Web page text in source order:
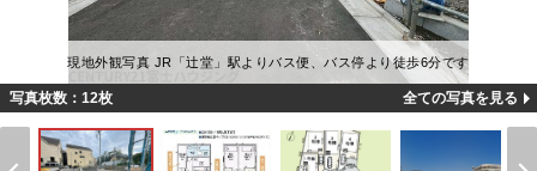
現地外観写真 JR「辻堂」駅よりバス便、バス停より徒歩6分です
写真枚数：12枚 全ての写真を見る